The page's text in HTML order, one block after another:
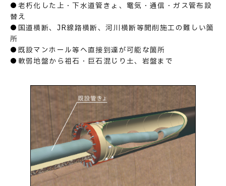
●老朽化した上・下水道管きょ、電気・通信・ガス管布設
替え
●国道横断、JR線路横断、河川横断等開削施工の難しい箇
所
●既設マンホール等へ直接到達が可能な箇所
●軟弱地盤から祖石・巨石混じり土、岩盤まで